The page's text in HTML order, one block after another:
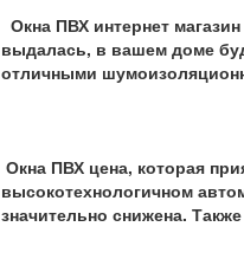
Окна ПВХ интернет
выдалась, в вашем доме
отличными
Окна ПВХ цена, которая
высокотехнологичном
значительно снижена.